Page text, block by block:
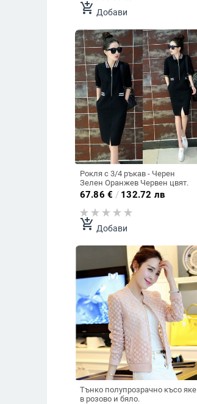
add_shopping_cart Добави
Рокля с 3/4 ръкав - Черен
Зелен Оранжев Червен цвят.
67.86 € / 132.72 лв
add_shopping_cart Добави
Тънко полупрозрачно късо яке
в розово и бяло.